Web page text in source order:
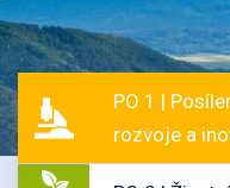
PO 1 |
rozvoje a